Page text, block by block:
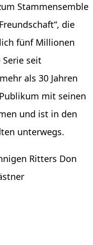
Stammensemble
die
fünf Millionen
seit
als 30 Jahren
mit seinen
und ist in den
unterwegs.
Ritters Don